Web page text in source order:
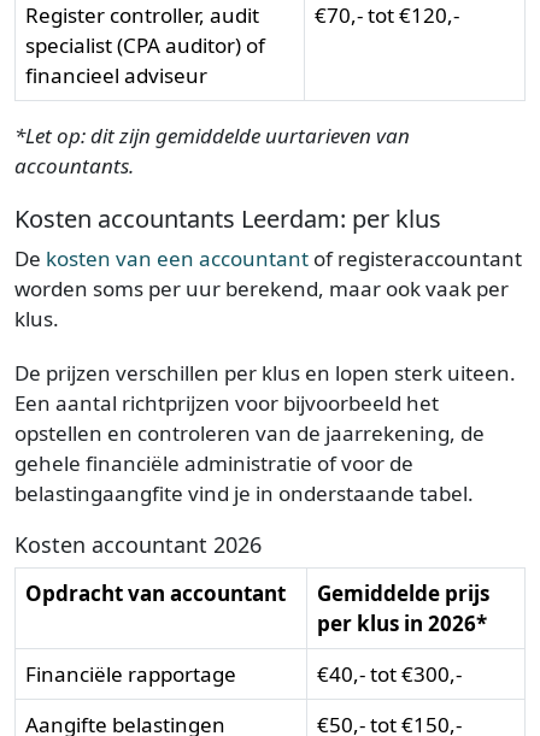
Register controller, audit
specialist (CPA auditor) of
financieel adviseur
€70,- tot €120,-
*Let op: dit zijn gemiddelde uurtarieven van
accountants.
Kosten accountants Leerdam: per klus
De kosten van een accountant of registeraccountant
worden soms per uur berekend, maar ook vaak per
klus.
De prijzen verschillen per klus en lopen sterk uiteen.
Een aantal richtprijzen voor bijvoorbeeld het
opstellen en controleren van de jaarrekening, de
gehele financiële administratie of voor de
belastingaangfite vind je in onderstaande tabel.
Kosten accountant 2026
Opdracht van accountant
Gemiddelde prijs
per klus in 2026*
Financiële rapportage
€40,- tot €300,-
Aangifte belastingen
€50,- tot €150,-